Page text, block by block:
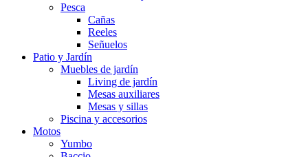
Pesca
Cañas
Reeles
Señuelos
Patio y Jardín
Muebles de jardín
Living de jardín
Mesas auxiliares
Mesas y sillas
Piscina y accesorios
Motos
Yumbo